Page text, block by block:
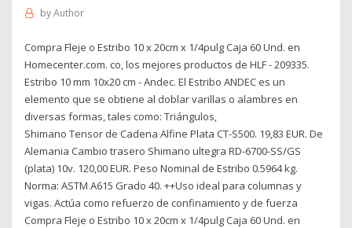
byAuthor
Compra Fleje o Estribo 10 x 20cm x 1/4pulg Caja 60 Und. en
Homecenter.com. co, los mejores productos de HLF - 209335.
Estribo 10 mm 10x20 cm - Andec. El Estribo ANDEC es un
elemento que se obtiene al doblar varillas o alambres en
diversas formas, tales como: Triángulos,
Shimano Tensor de Cadena Alfine Plata CT-S500. 19,83 EUR. De
Alemania Cambio trasero Shimano ultegra RD-6700-SS/GS
(plata) 10v. 120,00 EUR. Peso Nominal de Estribo 0.5964 kg.
Norma: ASTM A615 Grado 40. ++Uso ideal para columnas y
vigas. Actúa como refuerzo de confinamiento y de fuerza
Compra Fleje o Estribo 10 x 20cm x 1/4pulg Caja 60 Und. en